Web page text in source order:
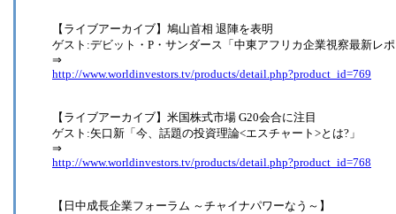
【ライブアーカイブ】鳩山首相 退陣を表明
ゲスト:デビット・P・サンダース「中東アフリカ企業視察最新レ
⇒
http://www.worldinvestors.tv/products/detail.php?product_id=769
【ライブアーカイブ】米国株式市場 G20会合に注目
ゲスト:矢口新「今、話題の投資理論<エスチャート>とは?」
⇒
http://www.worldinvestors.tv/products/detail.php?product_id=768
【日中成長企業フォーラム ～チャイナパワーなう～】